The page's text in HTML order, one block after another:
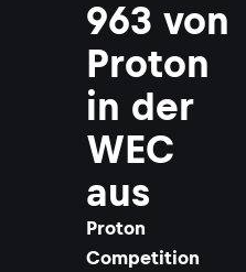
963 von
Proton
in der
WEC
aus
Proton
Competition